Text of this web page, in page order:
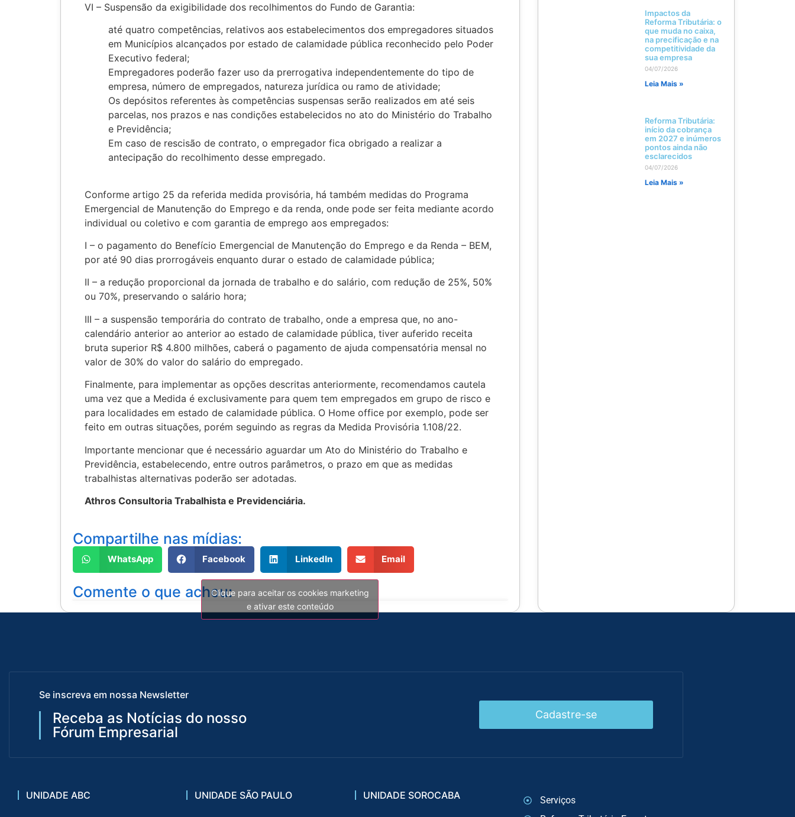
VI – Suspensão da exigibilidade dos recolhimentos do Fundo de Garantia:
até quatro competências, relativos aos estabelecimentos dos empregadores situados
em Municípios alcançados por estado de calamidade pública reconhecido pelo Poder
Executivo federal;
Empregadores poderão fazer uso da prerrogativa independentemente do tipo de
empresa, número de empregados, natureza jurídica ou ramo de atividade;
Os depósitos referentes às competências suspensas serão realizados em até seis
parcelas, nos prazos e nas condições estabelecidos no ato do Ministério do Trabalho
e Previdência;
Em caso de rescisão de contrato, o empregador fica obrigado a realizar a
antecipação do recolhimento desse empregado.
Conforme artigo 25 da referida medida provisória, há também medidas do Programa
Emergencial de Manutenção do Emprego e da renda, onde pode ser feita mediante acordo
individual ou coletivo e com garantia de emprego aos empregados:
I – o pagamento do Benefício Emergencial de Manutenção do Emprego e da Renda – BEM,
por até 90 dias prorrogáveis enquanto durar o estado de calamidade pública;
II – a redução proporcional da jornada de trabalho e do salário, com redução de 25%, 50%
ou 70%, preservando o salário hora;
III – a suspensão temporária do contrato de trabalho, onde a empresa que, no ano-
calendário anterior ao anterior ao estado de calamidade pública, tiver auferido receita
bruta superior R$ 4.800 milhões, caberá o pagamento de ajuda compensatória mensal no
valor de 30% do valor do salário do empregado.
Finalmente, para implementar as opções descritas anteriormente, recomendamos cautela
uma vez que a Medida é exclusivamente para quem tem empregados em grupo de risco e
para localidades em estado de calamidade pública. O Home office por exemplo, pode ser
feito em outras situações, porém seguindo as regras da Medida Provisória 1.108/22.
Importante mencionar que é necessário aguardar um Ato do Ministério do Trabalho e
Previdência, estabelecendo, entre outros parâmetros, o prazo em que as medidas
trabalhistas alternativas poderão ser adotadas.
Athros Consultoria Trabalhista e Previdenciária.
Compartilhe nas mídias:
WhatsApp Facebook LinkedIn Email
Comente o que achou:Clique para aceitar os cookies marketing
e ativar este conteúdo
Impactos da
Reforma Tributária: o
que muda no caixa,
na precificação e na
competitividade da
sua empresa
04/07/2026
Leia Mais »
Reforma Tributária:
início da cobrança
em 2027 e inúmeros
pontos ainda não
esclarecidos
04/07/2026
Leia Mais »
Se inscreva em nossa Newsletter
Receba as Notícias do nosso
Fórum Empresarial
Cadastre-se
UNIDADE ABC UNIDADE SÃO PAULO UNIDADE SOROCABA
Serviços